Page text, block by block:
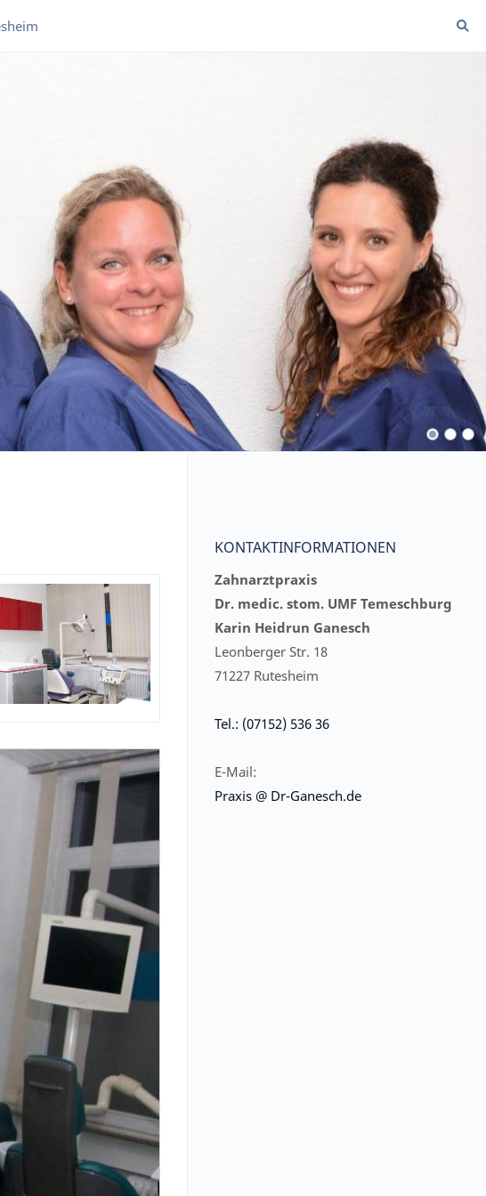
KONTAKTINFORMATIONEN
Zahnarztpraxis
Dr. medic. stom. UMF Temeschburg
Karin Heidrun Ganesch
Leonberger Str. 18
71227 Rutesheim
Tel.: (07152) 536 36
E-Mail:
Praxis @ Dr-Ganesch.de